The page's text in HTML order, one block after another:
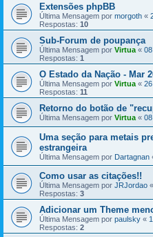
Extensões phpBB
Última Mensagem por morgoth «
Respostas: 10
Sub-Forum de poupança
Última Mensagem por Virtua «
Respostas: 1
O Estado da Nação - Mar
Última Mensagem por Virtua «
Respostas: 11
Retorno do botão de
Última Mensagem por Virtua «
Uma seção para metais
estrangeira
Última Mensagem por Dartagnan
Como usar as citações!!
Última Mensagem por JRJordao «
Respostas: 3
Adicionar um Theme
Última Mensagem por paulsky «
Respostas: 2